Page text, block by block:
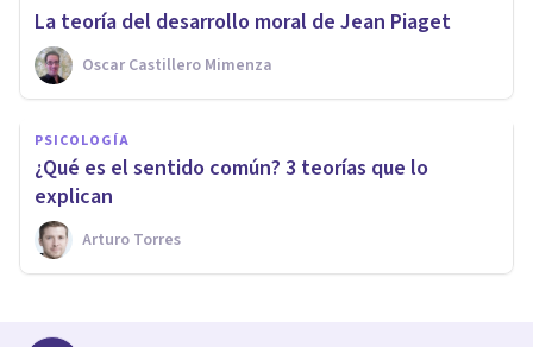
La teoría del desarrollo moral de Jean Piaget
Oscar Castillero Mimenza
PSICOLOGÍA
¿Qué es el sentido común? 3 teorías que lo
explican
Arturo Torres